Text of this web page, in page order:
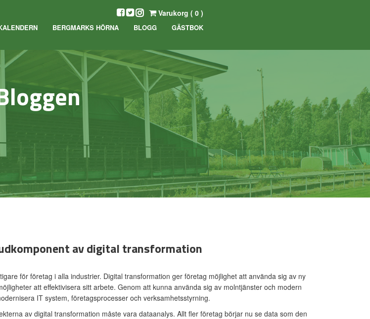
BERGMARKS HÖRNA BLOGG GÄSTBOK
Varukorg ( 0 )
av digital transformation
för företag i alla industrier. Digital transformation ger företag möjlighet att använda sig av ny
att effektivisera sitt arbete. Genom att kunna använda sig av molntjänster och modern
IT system, företagsprocesser och verksamhetsstyrning.
av digital transformation måste vara dataanalys. Allt fler företag börjar nu se data som den